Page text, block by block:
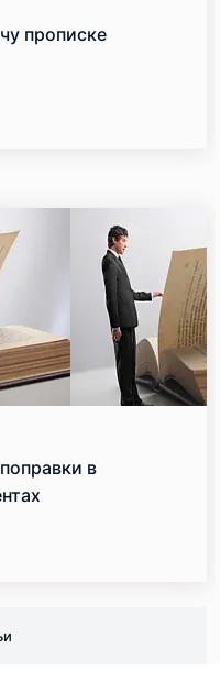
прописке
в